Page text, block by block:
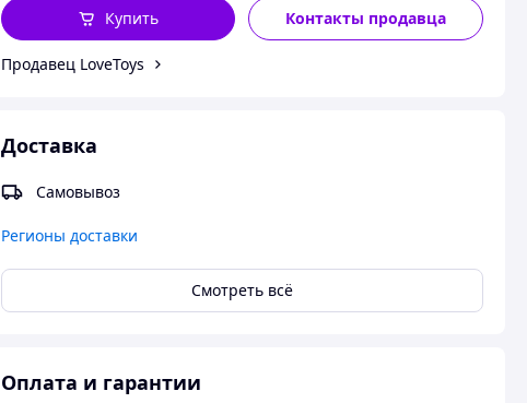
Контакты продавца
Купить
Продавец LoveToys
Доставка
Самовывоз
Регионы доставки
Смотреть всё
Оплата и гарантии